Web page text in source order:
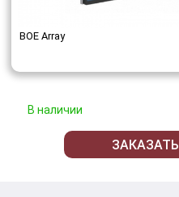
BOE Array
В наличии
ЗАКАЗАТЬ